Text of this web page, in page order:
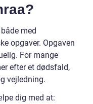
med
opgaver. Opgaven
For mange
efter et dødsfald,
vejledning.
dig med at: